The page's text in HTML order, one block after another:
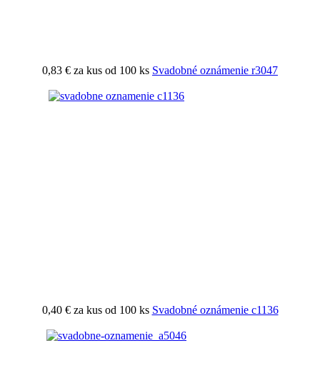
0,83 € za kus od 100 ks Svadobné oznámenie r3047
0,40 € za kus od 100 ks Svadobné oznámenie c1136